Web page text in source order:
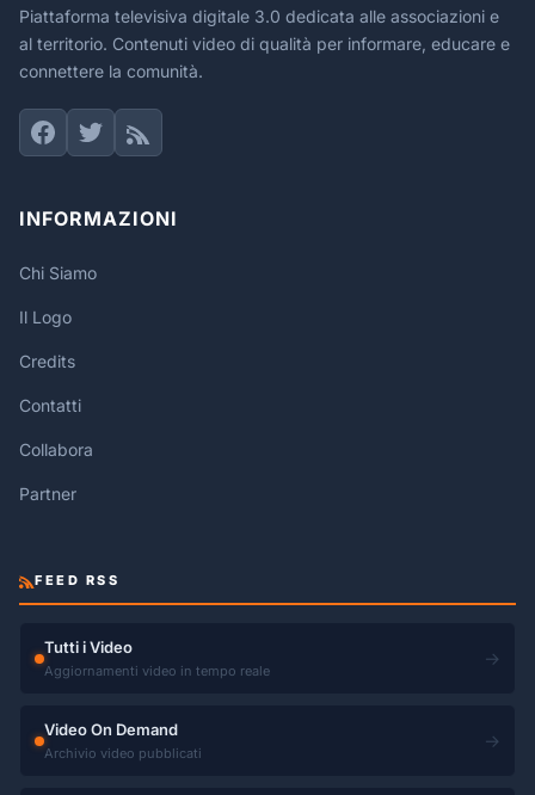
Piattaforma televisiva digitale 3.0 dedicata alle associazioni e
al territorio. Contenuti video di qualità per informare, educare e
connettere la comunità.
INFORMAZIONI
Chi Siamo
Il Logo
Credits
Contatti
Collabora
Partner
FEED RSS
Tutti i Video
Aggiornamenti video in tempo reale
→
Video On Demand
Archivio video pubblicati
→